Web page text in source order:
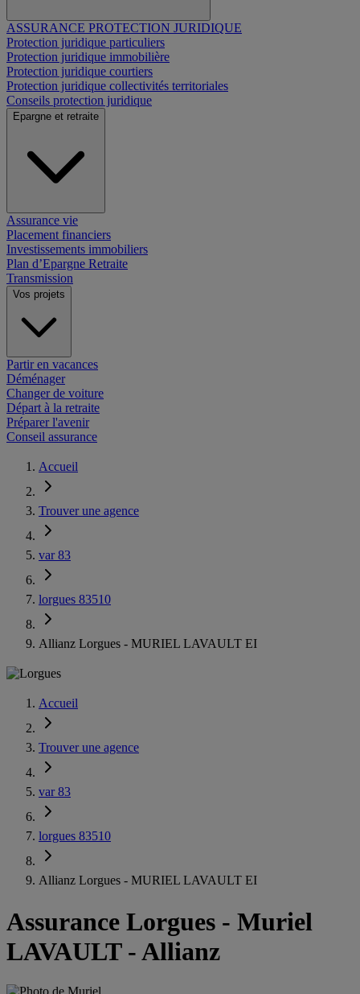
ASSURANCE PROTECTION JURIDIQUE
Protection juridique particuliers
Protection juridique immobilière
Protection juridique courtiers
Protection juridique collectivités territoriales
Conseils protection juridique
Epargne et retraite
Assurance vie
Placement financiers
Investissements immobiliers
Plan d’Epargne Retraite
Transmission
Vos projets
Partir en vacances
Déménager
Changer de voiture
Départ à la retraite
Préparer l'avenir
Conseil assurance
Accueil
Trouver une agence
var 83
lorgues 83510
Allianz Lorgues - MURIEL LAVAULT EI
Accueil
Trouver une agence
var 83
lorgues 83510
Allianz Lorgues - MURIEL LAVAULT EI
Assurance Lorgues - Muriel
LAVAULT - Allianz